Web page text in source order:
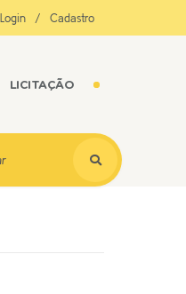
Login / Cadastro
LICITAÇÃO